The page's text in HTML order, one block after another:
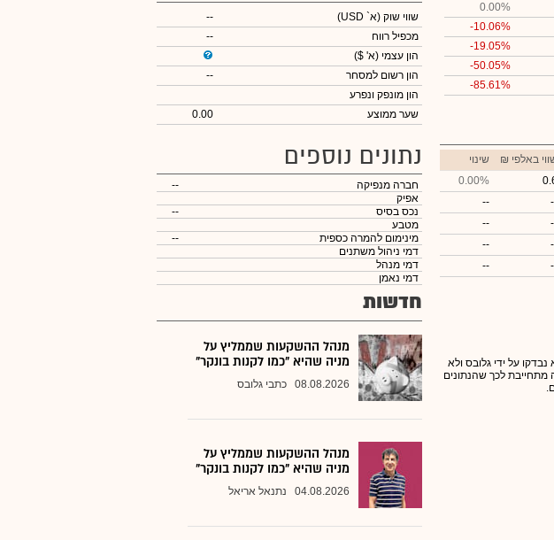
0.00%
-10.06%
-19.05%
-50.05%
-85.61%
שווי באלפי
שינוי
0.00%
--
--
--
--
על ידי גלובס ולא
מתחייבת לכך שהנתונים
שווי שוק (א` USD)
--
מכפיל רווח
--
הון עצמי (א' $)
הון רשום למסחר
--
הון מונפק ונפרע
שער ממוצע
0.00
נתונים נוספים
חברה מנפיקה
--
אפיק
נכס בסיס
--
מטבע
מינימום להמרה כספית
--
דמי ניהול משתנים
דמי מנהל
דמי נאמן
חדשות
מנהל ההשקעות שממליץ על
מניה שהיא "כמו לקנות בונקר"
08.08.2026 כתבי גלובס
מנהל ההשקעות שממליץ על
מניה שהיא "כמו לקנות בונקר"
04.08.2026 נתנאל אריאל